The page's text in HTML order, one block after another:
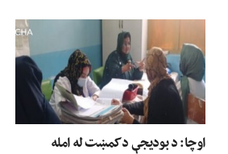
اوچا: د بودیجې د کمښت له امله